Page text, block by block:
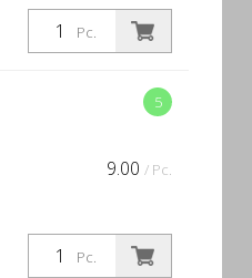
Pc.
5
9.00 / Pc.
Pc.